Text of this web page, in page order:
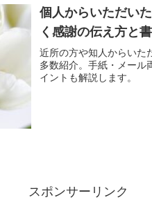
個人からいただい
く感謝の伝え方と
近所の方や知人からいた
多数紹介。手紙・メール
イントも解説します。
スポンサーリンク